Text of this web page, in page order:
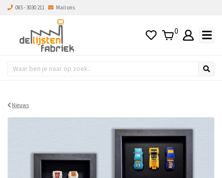
085 - 3030 211 Mail ons
0
Nieuws